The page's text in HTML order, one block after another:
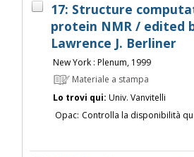
17: Structure
protein NMR / edited
Lawrence J. Berliner
New York : Plenum, 1999
Materiale a stampa
Lo trovi qui: Univ. Vanvitelli
Opac: Controlla la disponibilità